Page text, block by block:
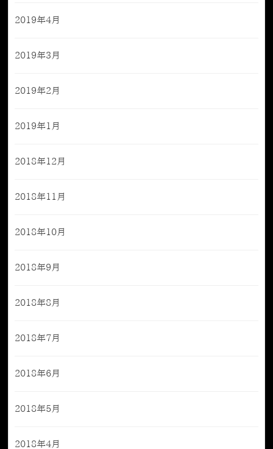
2019年4月
2019年3月
2019年2月
2019年1月
2018年12月
2018年11月
2018年10月
2018年9月
2018年8月
2018年7月
2018年6月
2018年5月
2018年4月